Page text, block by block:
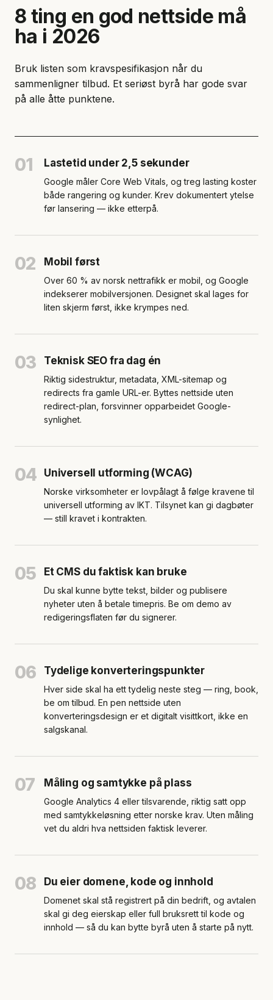
8 ting en god nettside må
ha i 2026
Bruk listen som kravspesifikasjon når du
sammenligner tilbud. Et seriøst byrå har gode svar
på alle åtte punktene.
01 Lastetid under 2,5 sekunder
Google måler Core Web Vitals, og treg lasting koster
både rangering og kunder. Krev dokumentert ytelse
før lansering — ikke etterpå.
02 Mobil først
Over 60 % av norsk nettrafikk er mobil, og Google
indekserer mobilversjonen. Designet skal lages for
liten skjerm først, ikke krympes ned.
03 Teknisk SEO fra dag én
Riktig sidestruktur, metadata, XML-sitemap og
redirects fra gamle URL-er. Byttes nettside uten
redirect-plan, forsvinner opparbeidet Google-
synlighet.
04 Universell utforming (WCAG)
Norske virksomheter er lovpålagt å følge kravene til
universell utforming av IKT. Tilsynet kan gi dagbøter
— still kravet i kontrakten.
05 Et CMS du faktisk kan bruke
Du skal kunne bytte tekst, bilder og publisere
nyheter uten å betale timepris. Be om demo av
redigeringsflaten før du signerer.
06 Tydelige konverteringspunkter
Hver side skal ha ett tydelig neste steg — ring, book,
be om tilbud. En pen nettside uten
konverteringsdesign er et digitalt visittkort, ikke en
salgskanal.
07 Måling og samtykke på plass
Google Analytics 4 eller tilsvarende, riktig satt opp
med samtykkeløsning etter norske krav. Uten måling
vet du aldri hva nettsiden faktisk leverer.
08 Du eier domene, kode og innhold
Domenet skal stå registrert på din bedrift, og avtalen
skal gi deg eierskap eller full bruksrett til kode og
innhold — så du kan bytte byrå uten å starte på nytt.